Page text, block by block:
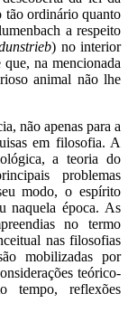
tão ordinário quanto
a respeito
) no interior
na mencionada
animal não lhe
não apenas para a
em filosofia. A
a teoria do
problemas
modo, o espírito
naquela época. As
no termo
nas filosofias
mobilizadas por
teórico-
tempo, reflexões